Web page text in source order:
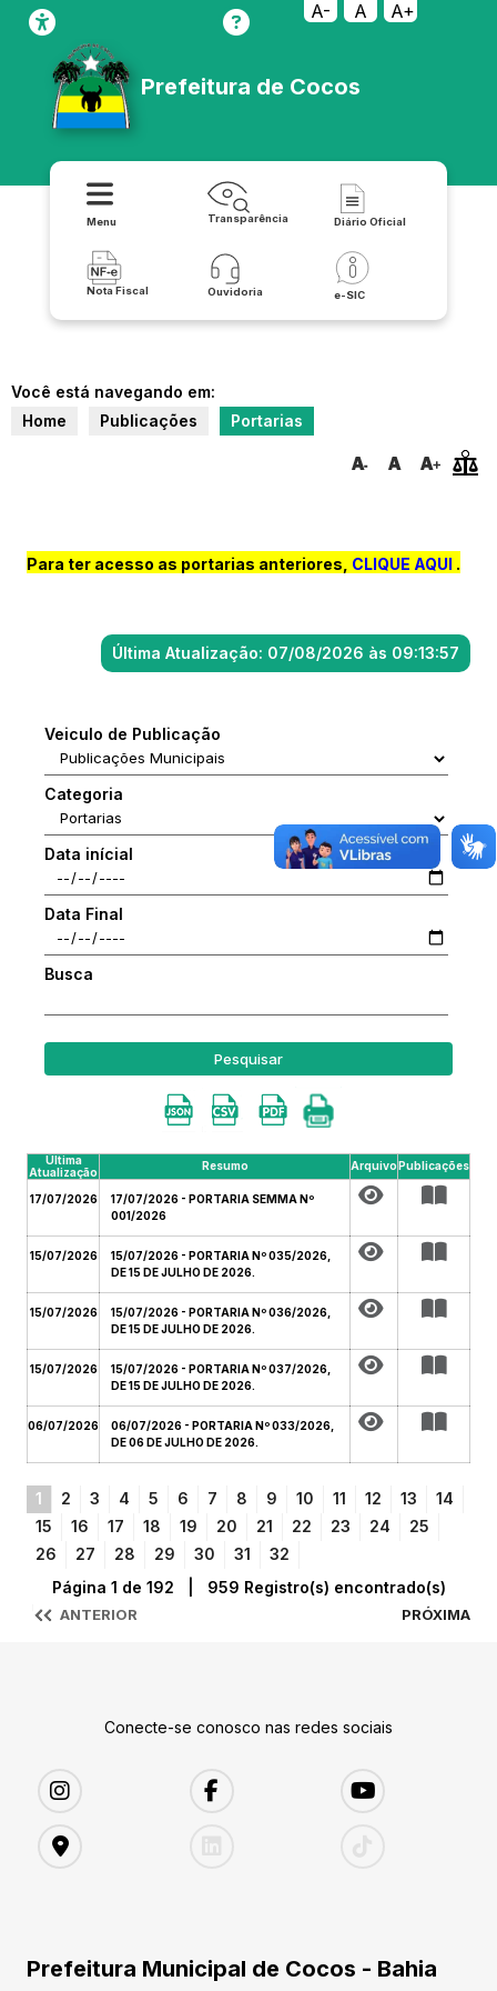
A- A A+
Prefeitura de Cocos
Menu Transparência Diário Oficial
Nota Fiscal Ouvidoria e-SIC
Você está navegando em:
Home
Publicações Portarias
Para ter acesso as portarias anteriores, CLIQUE AQUI .
Última Atualização: 07/08/2026 às 09:13:57
Veiculo de Publicação
Categoria
Data inícial
Data Final
Busca
Pesquisar
Última
Atualização
Resumo ArquivoPublicações
17/07/2026
17/07/2026 - PORTARIA SEMMA Nº
001/2026
15/07/2026
15/07/2026 - PORTARIA Nº 035/2026,
DE 15 DE JULHO DE 2026.
15/07/2026
15/07/2026 - PORTARIA Nº 036/2026,
DE 15 DE JULHO DE 2026.
15/07/2026
15/07/2026 - PORTARIA Nº 037/2026,
DE 15 DE JULHO DE 2026.
06/07/2026
06/07/2026 - PORTARIA Nº 033/2026,
DE 06 DE JULHO DE 2026.
1 2 3 4 5 6 7 8 9 10 11 12 13
14
15
16 17 18 19 20 21 22 23 24
25
26
27 28 29 30 31 32
ANTERIOR
Página 1 de 192 | 959 Registro(s) encontrado(s)
PRÓXIMA
Conecte-se conosco nas redes sociais
Prefeitura Municipal de Cocos - Bahia